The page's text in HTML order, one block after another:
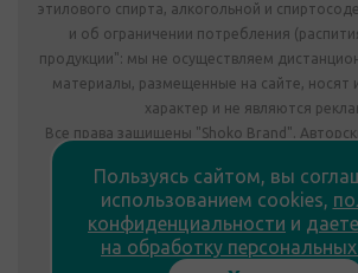
этилового спирта, алкогольной и
и об ограничении потребления
продукции": мы не осуществляем
материалы, размещенные на сайте,
характер и не являются
Все права защищены "Shoko Brand".
Комплектация подарка может отличаться
Информация на сайте не является
Сведения о продавце:
ООО «Фабрика подарков», лицензия
Пользуясь сайтом, вы
использованием cookies,
конфиденциальности и
на обработку